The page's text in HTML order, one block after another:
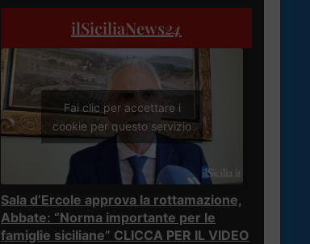
ilSiciliaNews24
Fai clic per accettare i
cookie per questo servizio
Sala d’Ercole approva la rottamazione,
Abbate: “Norma importante per le
famiglie siciliane” CLICCA PER IL VIDEO